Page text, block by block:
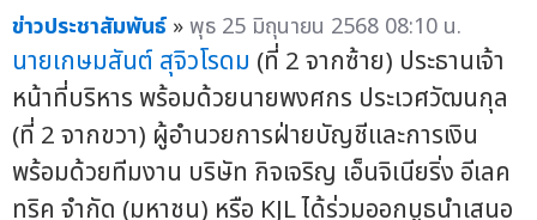
ข่าวประชาสัมพันธ์ »พุธ 25 มิถุนายน 2568 08:10 น.
นายเกษมสันต์ สุจิวโรดม (ที่ 2 จากซ้าย) ประธานเจ้า
หน้าที่บริหาร พร้อมด้วยนายพงศกร ประเวศวัฒนกุล
(ที่ 2 จากขวา) ผู้อำนวยการฝ่ายบัญชีและการเงิน
พร้อมด้วยทีมงาน บริษัท กิจเจริญ เอ็นจิเนียริ่ง อีเลค
ทริค จำกัด (มหาชน) หรือ KJL ได้ร่วมออกบูธนำเสนอ